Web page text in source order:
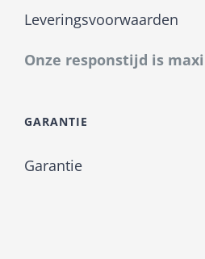
Leveringsvoorwaarden
Onze responstijd is
GARANTIE
Garantie